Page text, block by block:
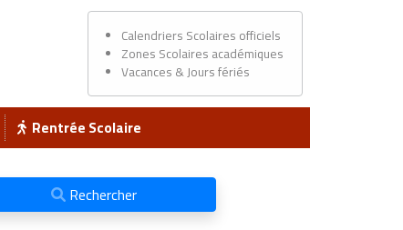
Calendriers Scolaires officiels
Zones Scolaires académiques
Vacances & Jours fériés
Rentrée Scolaire
Rechercher